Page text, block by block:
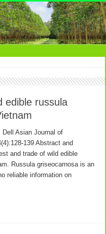
edible russula
Dell Asian Journal of
139 Abstract and
and trade of wild edible
Russula griseocarnosa is an
reliable information on